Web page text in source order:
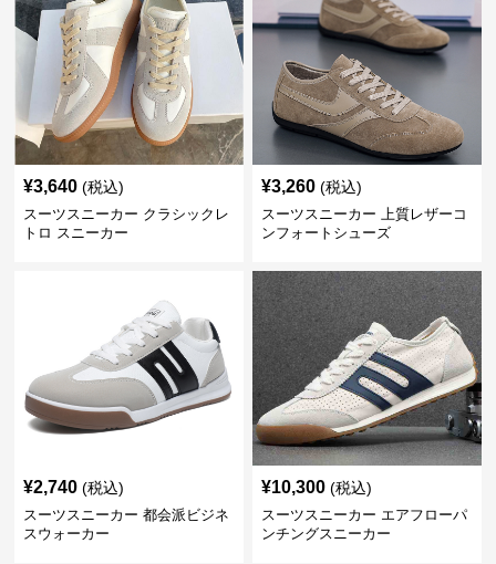
¥3,640 (税込)
スーツスニーカー クラシックレ
トロ スニーカー
¥3,260 (税込)
スーツスニーカー 上質レザーコ
ンフォートシューズ
¥2,740 (税込)
スーツスニーカー 都会派ビジネ
スウォーカー
¥10,300 (税込)
スーツスニーカー エアフローパ
ンチングスニーカー